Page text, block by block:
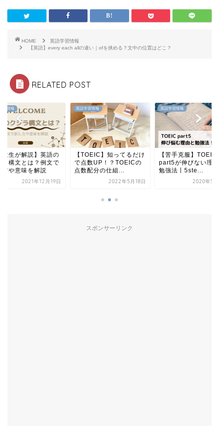
HOME
英語学習情報
【英語】every each allの違い｜ofを挟める？文中の位置はどこ？
RELATED POST
習情報
大生が解説】英語の
ラ構文とは？例文で
方や意味を解説
2021年12月19日
英語学習情報
【TOEIC】知ってるだけ
で点数UP！？TOEICの
点数配分の仕組...
2022年5月18日
英語学習情報
【苦手克服】TOEIC
part5が伸びない理
勉強法丨5ste...
2020年5
スポンサーリンク